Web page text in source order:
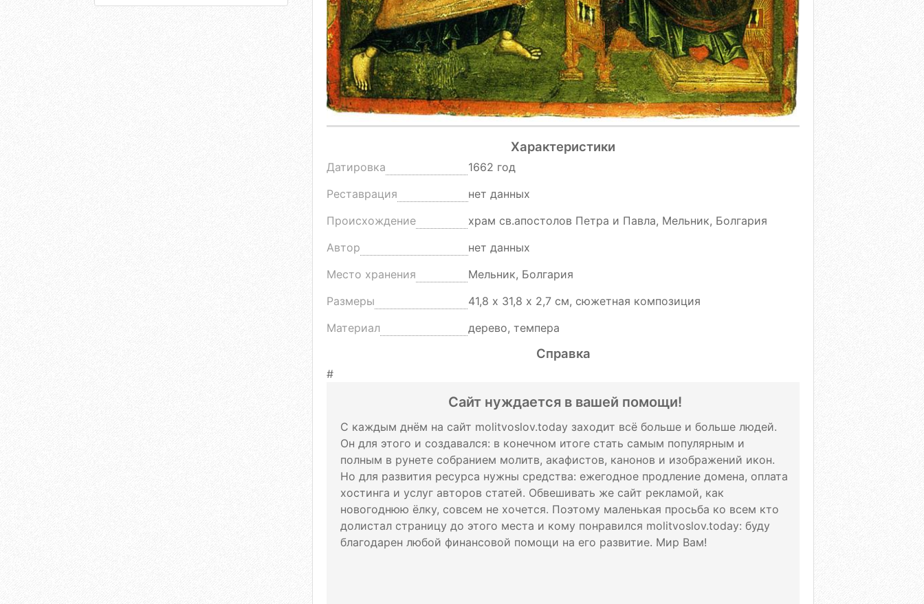
Характеристики
Датировка
1662 год
Реставрация
нет данных
Происхождение
храм св.апостолов Петра и Павла, Мельник, Болгария
Автор
нет данных
Место хранения
Мельник, Болгария
Размеры
41,8 х 31,8 х 2,7 см, сюжетная композиция
Материал
дерево, темпера
Справка
#
Сайт нуждается в вашей помощи!
С каждым днём на сайт molitvoslov.today заходит всё больше и больше людей.
Он для этого и создавался: в конечном итоге стать самым популярным и
полным в рунете собранием молитв, акафистов, канонов и изображений икон.
Но для развития ресурса нужны средства: ежегодное продление домена, оплата
хостинга и услуг авторов статей. Обвешивать же сайт рекламой, как
новогоднюю ёлку, совсем не хочется. Поэтому маленькая просьба ко всем кто
долистал страницу до этого места и кому понравился molitvoslov.today: буду
благодарен любой финансовой помощи на его развитие. Мир Вам!